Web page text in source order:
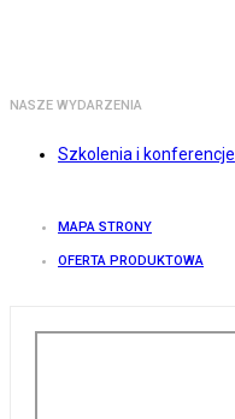
NASZE WYDARZENIA
Szkolenia i konferencje
MAPA STRONY
OFERTA PRODUKTOWA